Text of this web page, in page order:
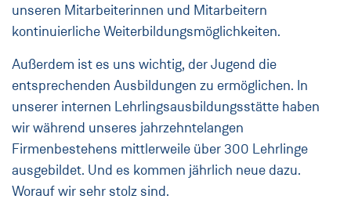
unseren Mitarbeiterinnen und Mitarbeitern
kontinuierliche Weiterbildungsmöglichkeiten.
Außerdem ist es uns wichtig, der Jugend die
entsprechenden Ausbildungen zu ermöglichen. In
unserer internen Lehrlingsausbildungsstätte haben
wir während unseres jahrzehntelangen
Firmenbestehens mittlerweile über 300 Lehrlinge
ausgebildet. Und es kommen jährlich neue dazu.
Worauf wir sehr stolz sind.